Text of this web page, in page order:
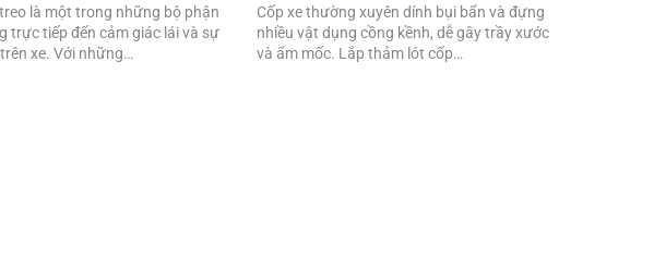
là một trong những bộ phận
trực tiếp đến cảm giác lái và sự
xe. Với những…
Cốp xe thường xuyên dính bụi bẩn và đựng
nhiều vật dụng cồng kềnh, dễ gây trầy xước
và ẩm mốc. Lắp thảm lót cốp…